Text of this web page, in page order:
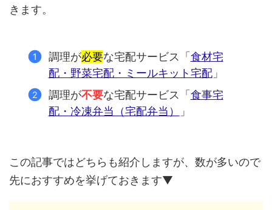
きます。
調理が必要な宅配サービス「食材宅
配・野菜宅配・ミールキット宅配」
調理が不要な宅配サービス「食事宅
配・冷凍弁当（宅配弁当）
」
この記事ではどちらも紹介しますが、数が多いので
先におすすめを挙げておきます▼